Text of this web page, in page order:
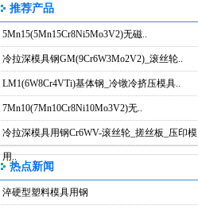
推荐产品
5Mn15(5Mn15Cr8Ni5Mo3V2)无磁..
冷拉深模具钢GM(9Cr6W3Mo2V2)_滚丝轮..
LM1(6W8Cr4VTi)基体钢_冷镦冷挤压模具..
7Mn10(7Mn10Cr8Ni10Mo3V2)无..
冷拉深模具用钢Cr6WV-滚丝轮_搓丝板_压印模
用..
热点新闻
淬硬型塑料模具用钢